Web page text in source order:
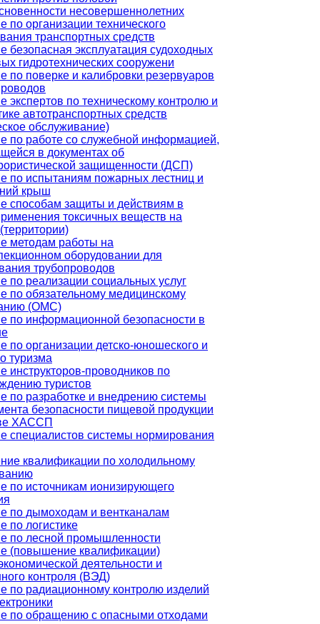
несовершеннолетних
по организации технического
транспортных средств
безопасная эксплуатация судоходных
гидротехнических сооружени
по поверке и калибровки резервуаров
экспертов по техническому контролю и
автотранспортных средств
обслуживание)
по работе со служебной информацией,
в документах об
защищенности (ДСП)
по испытаниям пожарных лестниц и
крыш
способам защиты и действиям в
токсичных веществ на
методам работы на
оборудовании для
трубопроводов
по реализации социальных услуг
по обязательному медицинскому
(ОМС)
по информационной безопасности в
по организации детско-юношеского и
туризма
инструкторов-проводников по
туристов
по разработке и внедрению системы
безопасности пищевой продукции
ХАССП
специалистов системы нормирования
квалификации по холодильному
по источникам ионизирующего
по дымоходам и вентканалам
по логистике
по лесной промышленности
(повышение квалификации)
деятельности и
контроля (ВЭД)
по радиационному контролю изделий
по обращению с опасными отходами